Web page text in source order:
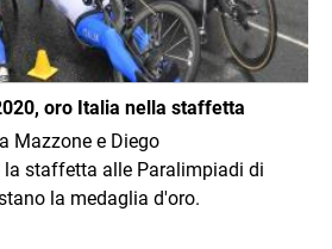
oro Italia nella staffetta
Mazzone e Diego
staffetta alle Paralimpiadi di
la medaglia d'oro.